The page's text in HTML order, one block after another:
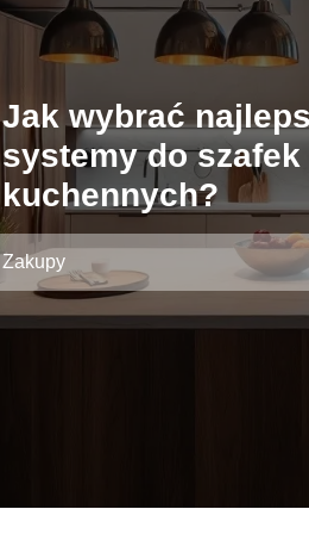
Jak wybrać
systemy do szafek
kuchennych?
Zakupy